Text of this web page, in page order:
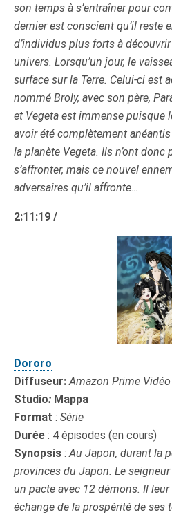
son temps à s’entraîner pour
dernier est conscient qu’il reste
d’individus plus forts à
univers. Lorsqu’un jour, le
surface sur la Terre. Celui-ci est
nommé Broly, avec son père,
et Vegeta est immense puisque
avoir été complètement
la planète Vegeta. Ils n’ont donc
s’affronter, mais ce nouvel
adversaires qu’il affronte…
2:11:19 /
Dororo
Diffuseur: Amazon Prime Vidéo
Studio: Mappa
Format : Série
Durée : 4 épisodes (en cours)
Synopsis : Au Japon, durant la
provinces du Japon. Le
un pacte avec 12 démons. Il
échange de la prospérité de ses